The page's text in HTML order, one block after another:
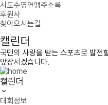
시도수영연맹주소록
후원사
찾아오시는길
캘린더
국민의 사랑을 받는 스포츠로 발전
앞장서겠습니다.
캘린더
대회정보